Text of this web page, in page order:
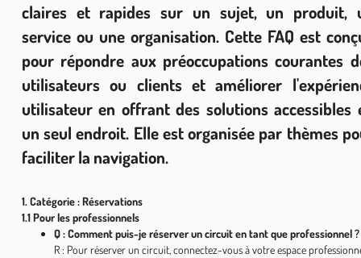
claires et rapides sur un sujet, un produit,
service ou une organisation. Cette FAQ est
pour répondre aux préoccupations courantes
utilisateurs ou clients et améliorer
utilisateur en offrant des solutions accessibles
un seul endroit. Elle est organisée par thèmes
faciliter la navigation.
1. Catégorie : Réservations
1.1 Pour les professionnels
Q : Comment puis-je réserver un circuit en tant que professionnel ?
R : Pour réserver un circuit, connectez-vous à votre espace